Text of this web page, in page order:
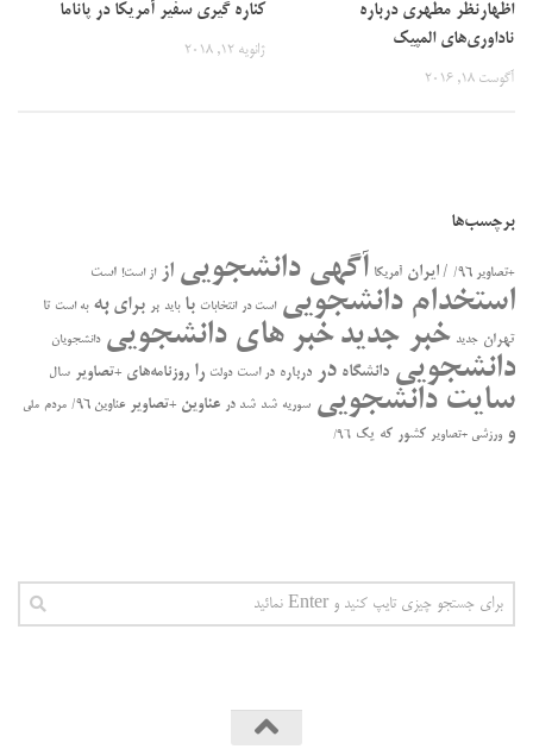
اظهارنظر مطهری درباره
ناداوری‌های المپیک
آگوست 18, 2016
کناره گیری سفیر آمریکا در پاناما
ژانویه 12, 2018
برچسب‌ها
+تصاویر ۹۶/ / ایران آمریکا آگهی دانشجویی از از است! است
استخدام دانشجویی است در انتخابات با باید بر برای به به است تا
تهران جدید خبر جدید خبر های دانشجویی دانشجویان
دانشجویی دانشگاه در درباره در ﺍﺳﺖ دولت را روزنامه‌های +تصاویر سال
سایت دانشجویی سوریه شد شد در عناوین +تصاویر عناوین ۹۶/ مردم ملی
و ورزشی +تصاویر کشور که یک ۹۶/